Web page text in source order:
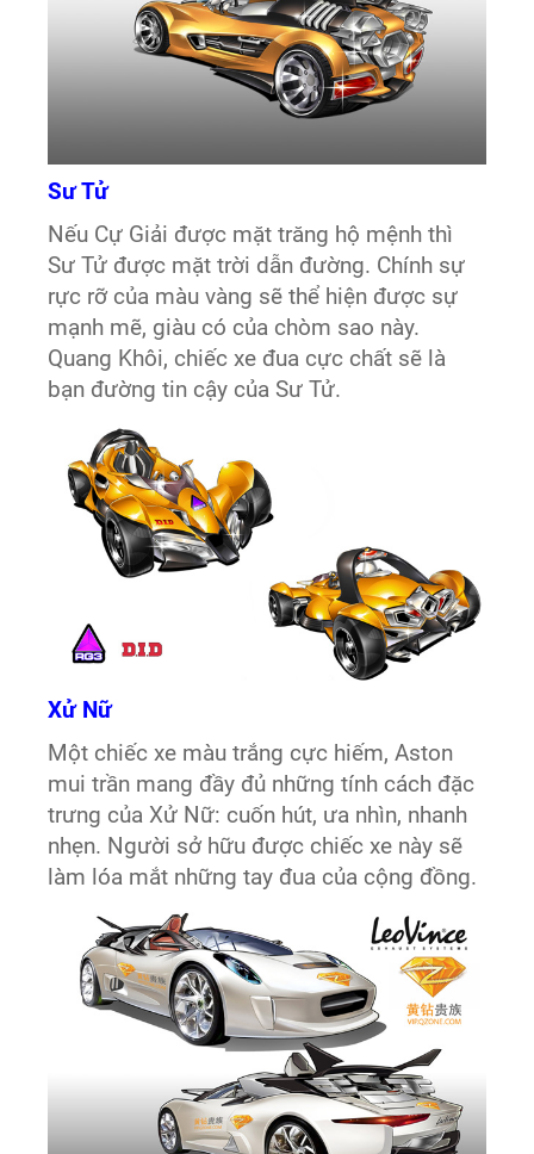
Sư Tử
Nếu Cự Giải được mặt trăng hộ mệnh thì
Sư Tử được mặt trời dẫn đường. Chính sự
rực rỡ của màu vàng sẽ thể hiện được sự
mạnh mẽ, giàu có của chòm sao này.
Quang Khôi, chiếc xe đua cực chất sẽ là
bạn đường tin cậy của Sư Tử.
Xử Nữ
Một chiếc xe màu trắng cực hiếm, Aston
mui trần mang đầy đủ những tính cách đặc
trưng của Xử Nữ: cuốn hút, ưa nhìn, nhanh
nhẹn. Người sở hữu được chiếc xe này sẽ
làm lóa mắt những tay đua của cộng đồng.